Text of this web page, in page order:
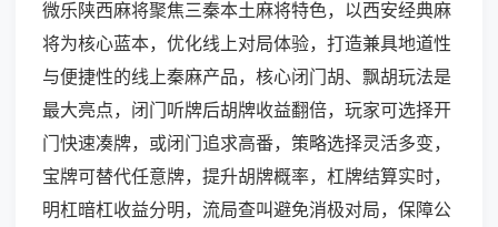
微乐陕西麻将聚焦三秦本土麻将特色，以西安经典麻
将为核心蓝本，优化线上对局体验，打造兼具地道性
与便捷性的线上秦麻产品，核心闭门胡、飘胡玩法是
最大亮点，闭门听牌后胡牌收益翻倍，玩家可选择开
门快速凑牌，或闭门追求高番，策略选择灵活多变，
宝牌可替代任意牌，提升胡牌概率，杠牌结算实时，
明杠暗杠收益分明，流局查叫避免消极对局，保障公